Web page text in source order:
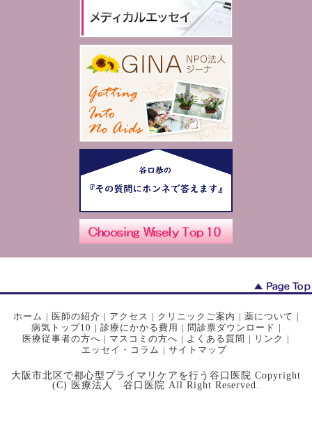
ホーム | 医師の紹介 | アクセス | クリニックご案内 | 薬について |
病気トップ10 | 診療にかかる費用 | 問診票ダウンロード |
医療従事者の方へ | マスコミの方へ | よくある質問 | リンク |
エッセイ・コラム | サイトマップ
大阪市北区で都心型プライマリケアを行う谷口医院 Copyright
(C) 医療法人 谷口医院 All Right Reserved.